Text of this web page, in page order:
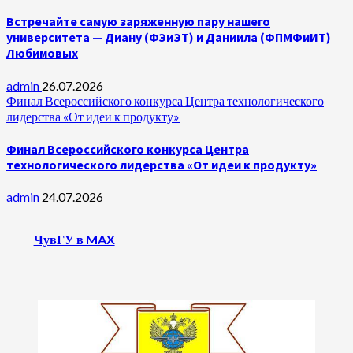
Встречайте самую заряженную пару нашего
университета — Диану (ФЭиЭТ) и Даниила (ФПМФиИТ)
Любимовых
admin 26.07.2026
Финал Всероссийского конкурса Центра технологического
лидерства «От идеи к продукту»
Финал Всероссийского конкурса Центра
технологического лидерства «От идеи к продукту»
admin 24.07.2026
ЧувГУ в MAX